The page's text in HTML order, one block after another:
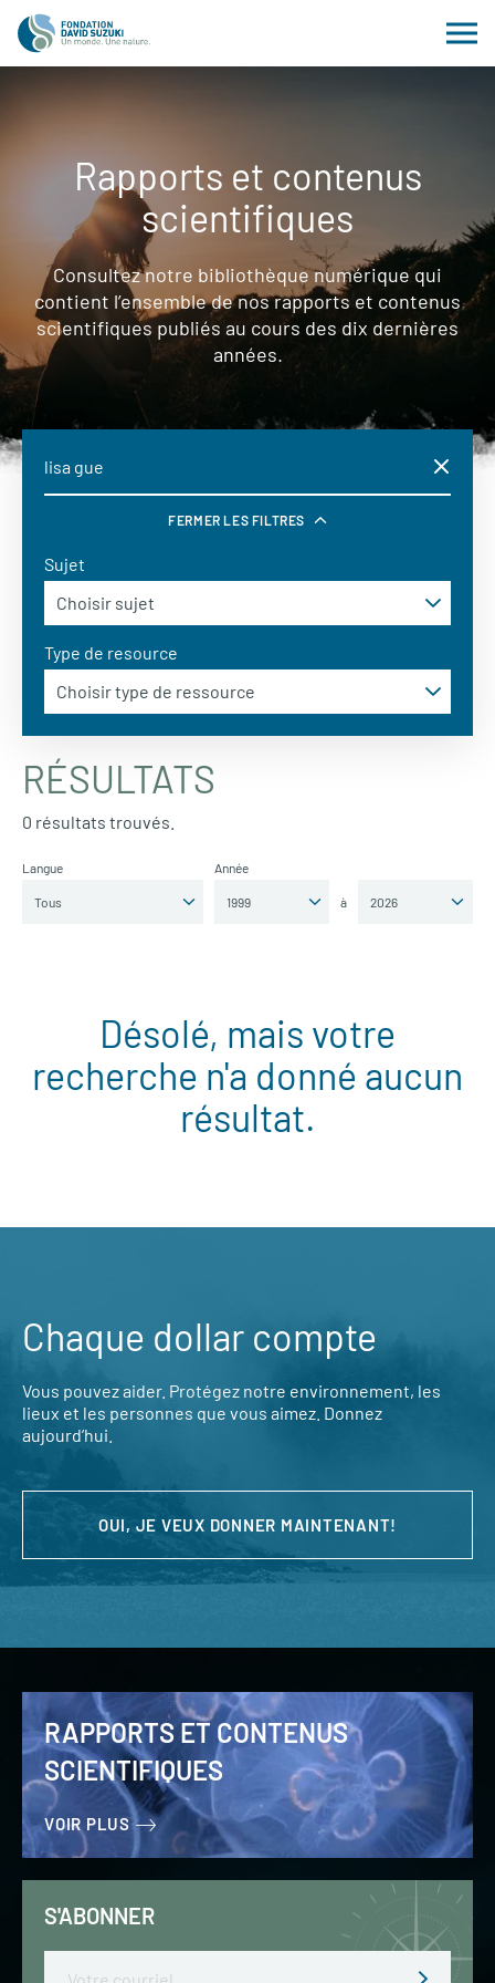
Rapports et contenus
scientifiques
Consultez notre bibliothèque numérique qui
contient l’ensemble de nos rapports et contenus
scientifiques publiés au cours des dix dernières
années.
FERMER LES FILTRES
Sujet
Type de resource
RÉSULTATS
0 résultats trouvés.
Langue Année
à
Désolé, mais votre
recherche n'a donné aucun
résultat.
Chaque dollar compte
Vous pouvez aider. Protégez notre environnement, les
lieux et les personnes que vous aimez. Donnez
aujourd’hui.
OUI, JE VEUX DONNER MAINTENANT!
RAPPORTS ET CONTENUS
SCIENTIFIQUES
VOIR PLUS
S'ABONNER